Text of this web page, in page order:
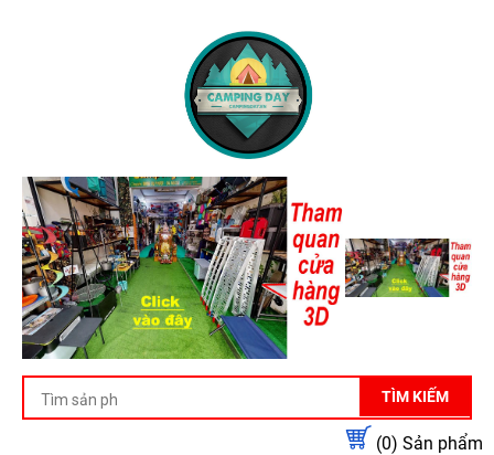
TÌM KIẾM
(0) Sản phẩm